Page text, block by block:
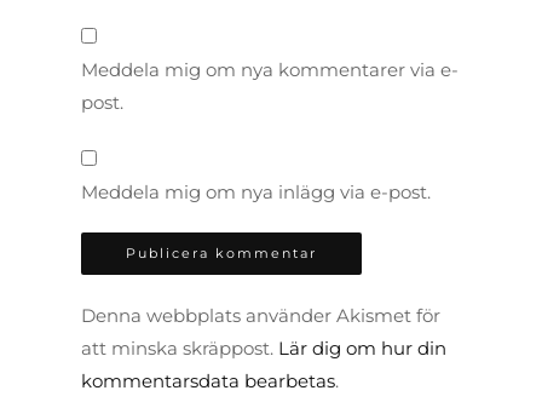
Meddela mig om nya kommentarer via e-
post.
Meddela mig om nya inlägg via e-post.
Denna webbplats använder Akismet för
att minska skräppost. Lär dig om hur din
kommentarsdata bearbetas.